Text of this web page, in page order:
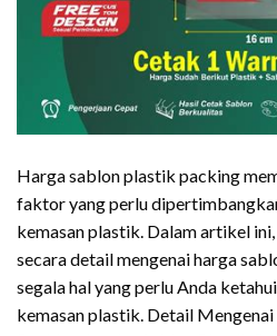
Harga sablon plastik packing
faktor yang perlu
kemasan plastik. Dalam artikel
secara detail mengenai harga
segala hal yang perlu Anda
kemasan plastik. Detail